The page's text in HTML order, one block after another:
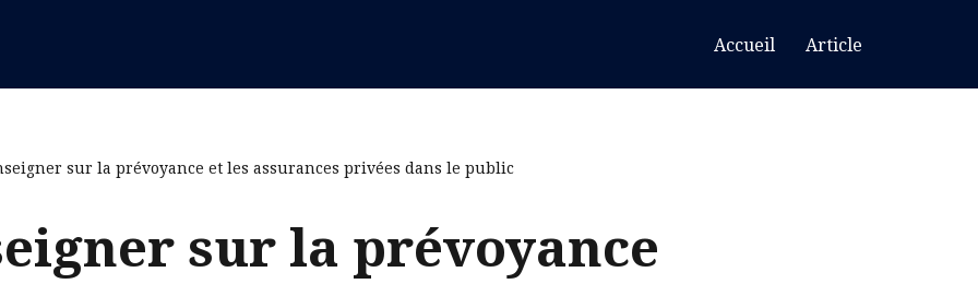
Accueil Article
sur la prévoyance et les assurances privées dans le public
sur la prévoyance